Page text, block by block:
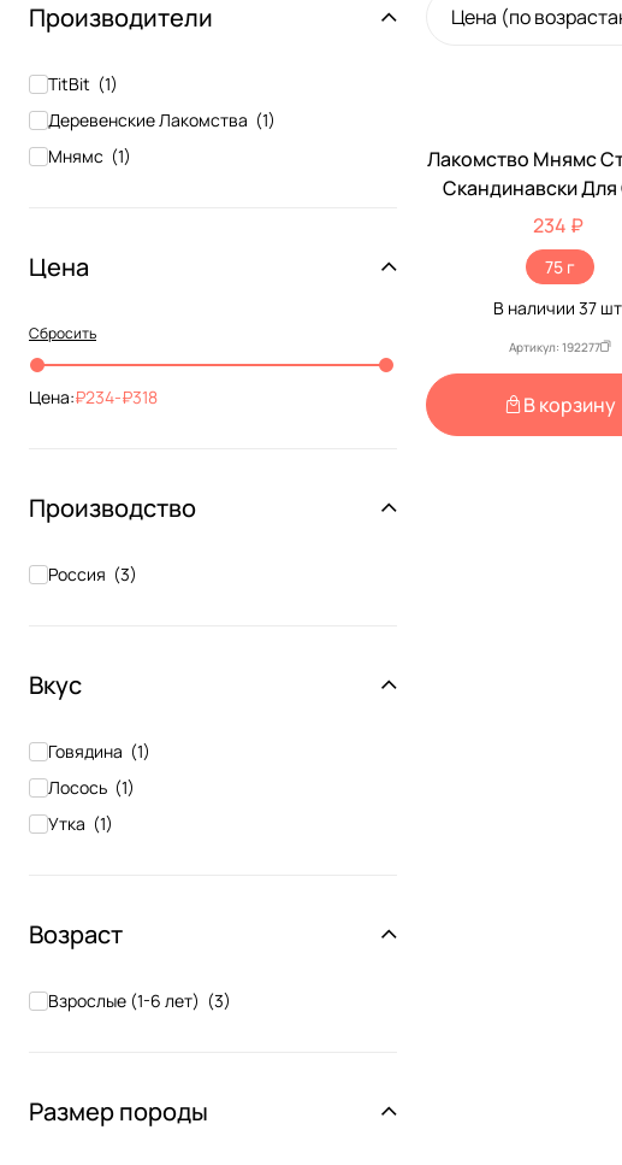
Производители
TitBit (1)
Деревенские Лакомства (1)
Мнямс (1)
Цена
Сбросить
Цена: 234- 318
Производство
Россия (3)
Вкус
Говядина (1)
Лосось (1)
Утка (1)
Возраст
Взрослые (1-6 лет) (3)
Размер породы
Цена (по
Лакомство Мнямс
Скандинавски
75г
234 ₽
75 г
В наличии37
Артикул: 192277
В корзину